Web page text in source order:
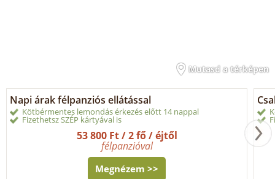
Mutasd a térképen
Napi árak félpanziós ellátással
Kötbérmentes lemondás érkezés előtt 14 nappal
Fizethetsz SZÉP kártyával is
53 800 Ft / 2 fő / éjtől
félpanzióval
Megnézem >>